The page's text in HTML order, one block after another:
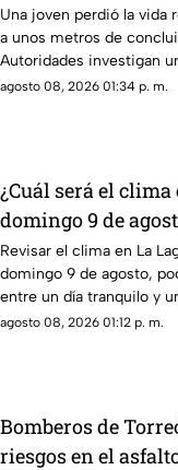
Una joven perdió la vida
a unos metros de
Autoridades investigan
fulminante.
agosto 08, 2026 01:34 p. m.
¿Cuál será el
domingo 9 de
Revisar el clima en La
domingo 9 de agosto,
entre un día tranquilo y
agosto 08, 2026 01:12 p. m.
Bomberos de
riesgos en el